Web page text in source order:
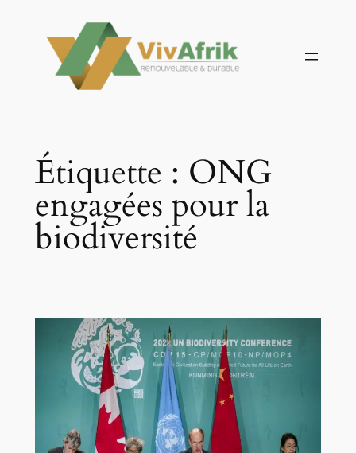
contenu
Étiquette : ONG
engagées pour la
biodiversité